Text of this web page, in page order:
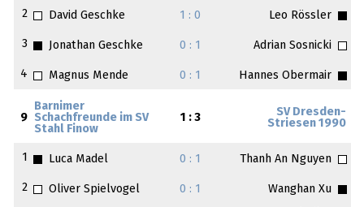
2 David Geschke 1 : 0 Leo Rössler
3 Jonathan Geschke 0 : 1 Adrian Sosnicki
4 Magnus Mende 0 : 1 Hannes Obermair
9
Barnimer
Schachfreunde im SV
Stahl Finow
1 : 3
SV Dresden-
Striesen 1990
1 Luca Madel 0 : 1 Thanh An Nguyen
2 Oliver Spielvogel 0 : 1 Wanghan Xu